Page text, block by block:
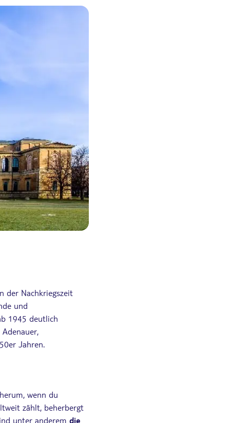
der Nachkriegszeit
und
1945 deutlich
Jahren.
wenn du
zählt, beherbergt
unter anderem die